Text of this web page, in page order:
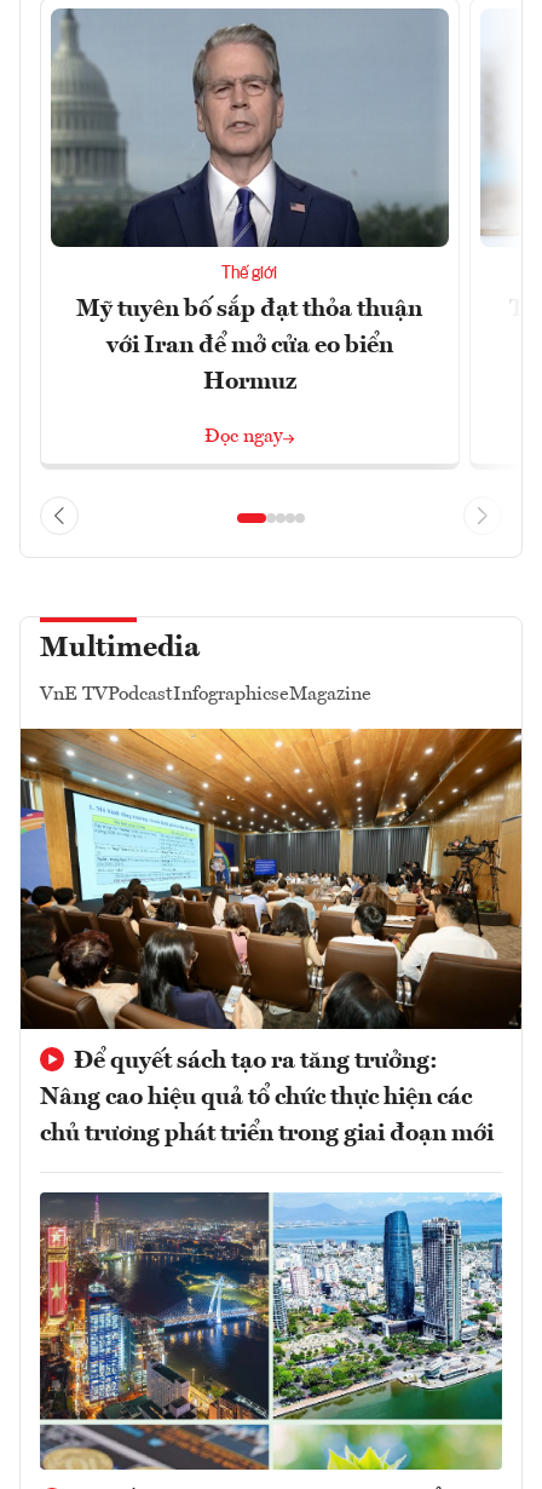
Thế giới
Mỹ tuyên bố sắp đạt thỏa thuận
với Iran để mở cửa eo biển
Hormuz
Đọc ngay
Multimedia
VnE TVPodcastInfographicseMagazine
Để quyết sách tạo ra tăng trưởng:
Nâng cao hiệu quả tổ chức thực hiện các
chủ trương phát triển trong giai đoạn mới